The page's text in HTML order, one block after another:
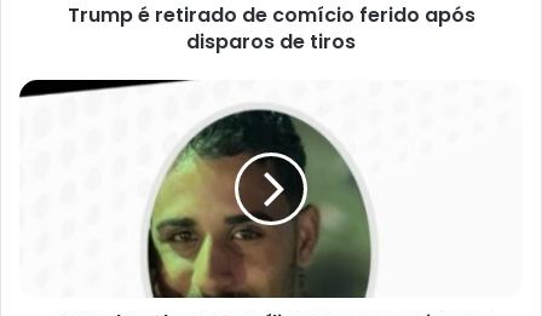
Trump é retirado de comício ferido após
disparos de tiros
Cruz